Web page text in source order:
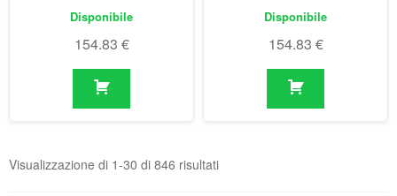
Disponibile
154.83 €
Disponibile
154.83 €
Visualizzazione di 1-30 di 846 risultati